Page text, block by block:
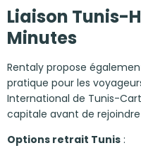
Liaison Tunis-
Minutes
Rentaly propose
pratique pour les
International de Tunis-
capitale avant de
Options retrait Tunis :